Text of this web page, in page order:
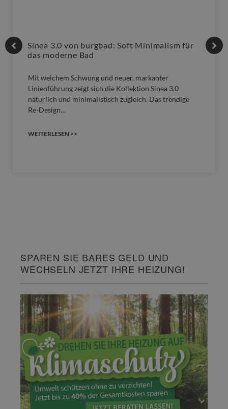
Sinea 3.0 von burgbad: Soft Minimalism für
das moderne Bad
Mit weichem Schwung und neuer, markanter
Linienführung zeigt sich die Kollektion Sinea 3.0
natürlich und minimalistisch zugleich. Das trendige
Re-Design…
WEITERLESEN >>
SPAREN SIE BARES GELD UND
WECHSELN JETZT IHRE HEIZUNG!